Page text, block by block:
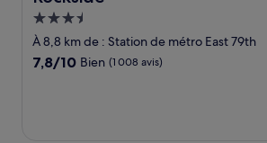
Hébergement
3.5 étoiles
À 8,8 km de : Station de métro East 79th
7.8
7,8/10 Bien (1 008 avis)